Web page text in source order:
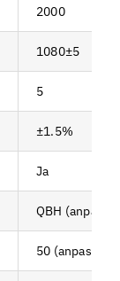
2000
1080±5
5
±1.5%
Ja
QBH
50 (anpassbar)